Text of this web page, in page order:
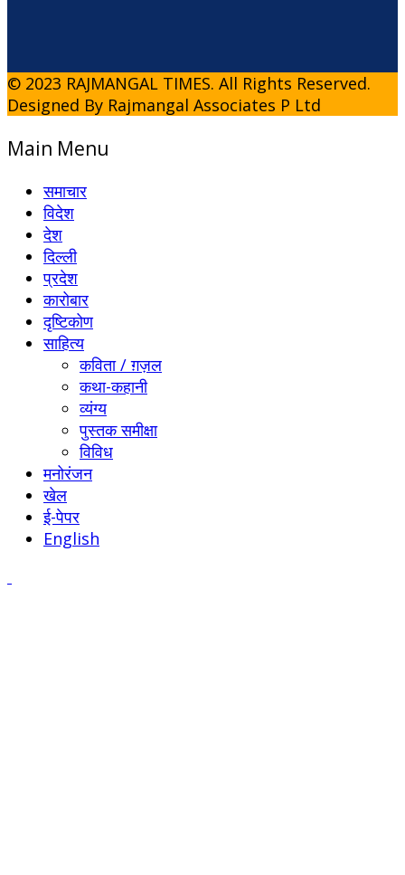
© 2023 RAJMANGAL TIMES. All Rights Reserved.
Designed By Rajmangal Associates P Ltd
Main Menu
समाचार
विदेश
देश
दिल्ली
प्रदेश
कारोबार
दृष्टिकोण
साहित्य
कविता / ग़ज़ल
कथा-कहानी
व्यंग्य
पुस्तक समीक्षा
विविध
मनोरंजन
खेल
ई-पेपर
English